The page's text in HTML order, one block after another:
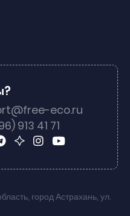
eco.ru
913 41 71
, город Астрахань, ул.